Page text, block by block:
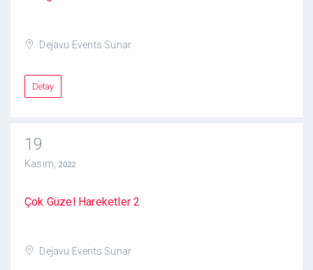
Dejavu Events Sunar
Detay
19
Kasım, 2022
Çok Güzel Hareketler 2
Dejavu Events Sunar